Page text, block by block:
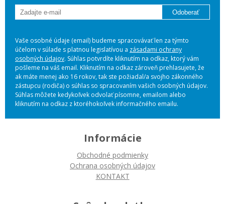
Odoberať
Vaše osobné údaje (email) budeme spracovávať len za týmto
účelom v súlade s platnou legislatívou a zásadami ochrany
osobných údajov. Súhlas potvrdíte kliknutím na odkaz, ktorý vám
pošleme na váš email. Kliknutím na odkaz zároveň prehlasujete, že
ak máte menej ako 16 rokov, tak ste požiadal/a svojho zákonného
zástupcu (rodiča) o súhlas so spracovaním vašich osobných údajov.
Súhlas môžete kedykoľvek odvolať písomne, emailom alebo
kliknutím na odkaz z ktoréhokoľvek informačného emailu.
Informácie
Obchodné podmienky
Ochrana osobných údajov
KONTAKT